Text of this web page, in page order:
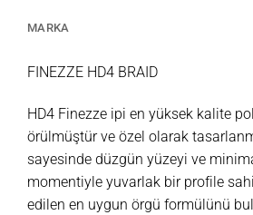
MARKA
FINEZZE HD4 BRAID
HD4 Finezze ipi en yüksek kalite
örülmüştür ve özel olarak
sayesinde düzgün yüzeyi ve
momentiyle yuvarlak bir profile
edilen en uygun örgü formülünü